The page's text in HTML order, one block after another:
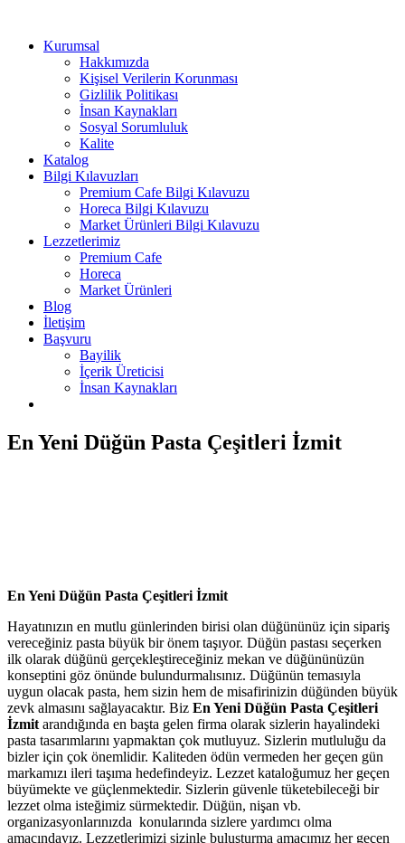
Kurumsal
Hakkımızda
Kişisel Verilerin Korunması
Gizlilik Politikası
İnsan Kaynakları
Sosyal Sorumluluk
Kalite
Katalog
Bilgi Kılavuzları
Premium Cafe Bilgi Kılavuzu
Horeca Bilgi Kılavuzu
Market Ürünleri Bilgi Kılavuzu
Lezzetlerimiz
Premium Cafe
Horeca
Market Ürünleri
Blog
İletişim
Başvuru
Bayilik
İçerik Üreticisi
İnsan Kaynakları
En Yeni Düğün Pasta Çeşitleri İzmit
En Yeni Düğün Pasta Çeşitleri İzmit
Hayatınızın en mutlu günlerinden birisi olan düğününüz için sipariş
vereceğiniz pasta büyük bir önem taşıyor. Düğün pastası seçerken
ilk olarak düğünü gerçekleştireceğiniz mekan ve düğününüzün
konseptini göz önünde bulundurmalısınız. Düğünün temasıyla
uygun olacak pasta, hem sizin hem de misafirinizin düğünden büyük
zevk almasını sağlayacaktır. Biz En Yeni Düğün Pasta Çeşitleri
İzmit arandığında en başta gelen firma olarak sizlerin hayalindeki
pasta tasarımlarını yapmaktan çok mutluyuz. Sizlerin mutluluğu da
bizler için çok önemlidir. Kaliteden ödün vermeden her geçen gün
markamızı ileri taşıma hedefindeyiz. Lezzet kataloğumuz her geçen
büyümekte ve güçlenmektedir. Sizlerin güvenle tüketebileceği bir
lezzet olma isteğimiz sürmektedir. Düğün, nişan vb.
organizasyonlarınızda konularında sizlere yardımcı olma
amacındayız. Lezzetlerimizi sizinle buluşturma amacımız her geçen